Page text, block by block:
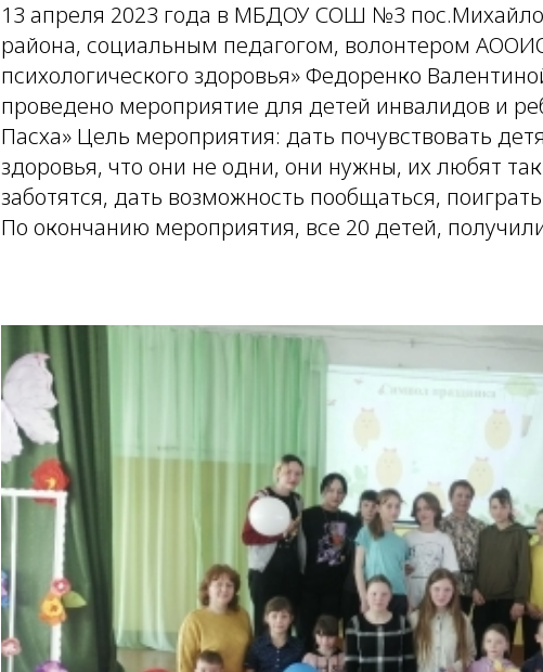
13 апреля 2023 года в МБДОУ СОШ №3
района, социальным педагогом, волонтером
психологического здоровья» Федоренко
проведено мероприятие для детей инвалидов и
Пасха» Цель мероприятия: дать почувствовать
здоровья, что они не одни, они нужны, их любят
заботятся, дать возможность пообщаться,
По окончанию мероприятия, все 20 детей,